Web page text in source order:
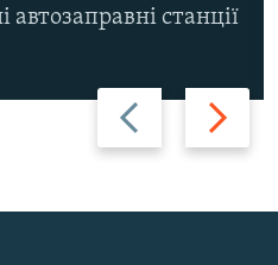
Назад Вперед
автозаправні станції